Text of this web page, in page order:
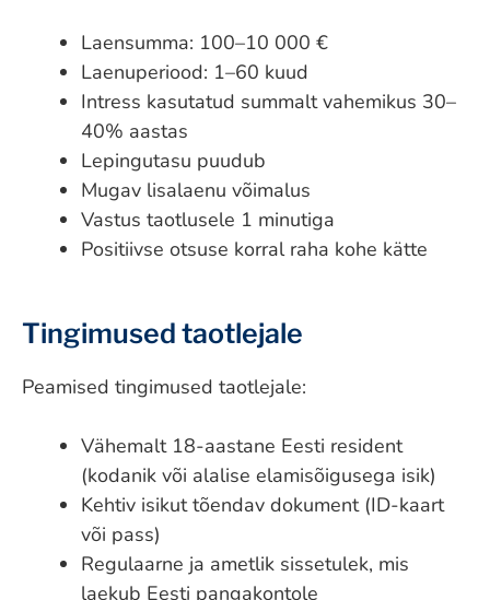
Laensumma: 100–10 000 €
Laenuperiood: 1–60 kuud
Intress kasutatud summalt vahemikus 30–
40% aastas
Lepingutasu puudub
Mugav lisalaenu võimalus
Vastus taotlusele 1 minutiga
Positiivse otsuse korral raha kohe kätte
Tingimused taotlejale
Peamised tingimused taotlejale:
Vähemalt 18-aastane Eesti resident
(kodanik või alalise elamisõigusega isik)
Kehtiv isikut tõendav dokument (ID-kaart
või pass)
Regulaarne ja ametlik sissetulek, mis
laekub Eesti pangakontole